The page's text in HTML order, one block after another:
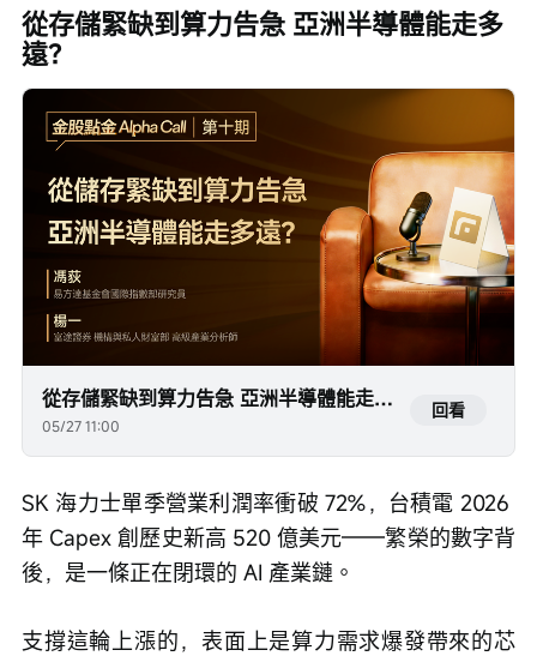
從存儲緊缺到算力告急 亞洲半導體能走多
遠？
從存儲緊缺到算力告急 亞洲半導體能走多遠？
05/27 11:00
回看
SK 海力士單季營業利潤率衝破 72%，台積電 2026
年 Capex 創歷史新高 520 億美元——繁榮的數字背
後，是一條正在閉環的 AI 產業鏈。
支撐這輪上漲的，表面上是算力需求爆發帶來的芯